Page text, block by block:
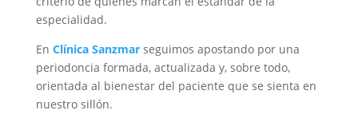
especialidad.
En Clínica Sanzmarseguimos apostando por una
periodoncia formada, actualizada y, sobre todo,
orientada al bienestar del paciente que se sienta en
nuestro sillón.